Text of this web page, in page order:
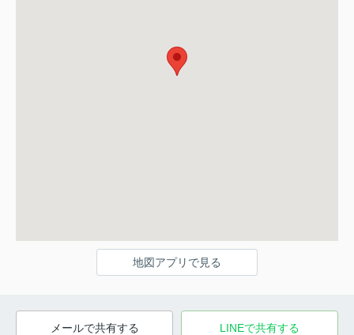
地図アプリで見る
メールで共有する LINEで共有する